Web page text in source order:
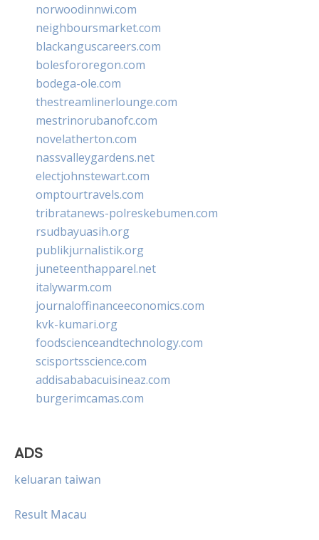
norwoodinnwi.com
neighboursmarket.com
blackanguscareers.com
bolesfororegon.com
bodega-ole.com
thestreamlinerlounge.com
mestrinorubanofc.com
novelatherton.com
nassvalleygardens.net
electjohnstewart.com
omptourtravels.com
tribratanews-polreskebumen.com
rsudbayuasih.org
publikjurnalistik.org
juneteenthapparel.net
italywarm.com
journaloffinanceeconomics.com
kvk-kumari.org
foodscienceandtechnology.com
scisportsscience.com
addisababacuisineaz.com
burgerimcamas.com
ADS
keluaran taiwan
Result Macau